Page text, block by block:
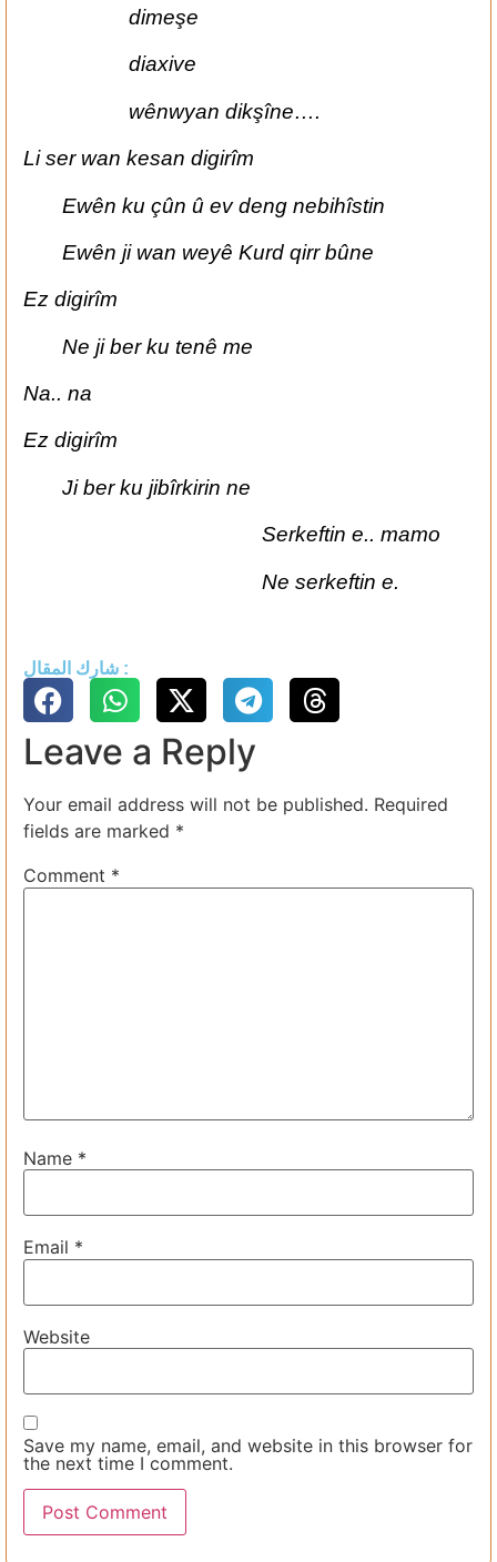
dimeşe
diaxive
wênwyan dikşîne….
Li ser wan kesan digirîm
Ewên ku çûn û ev deng nebihîstin
Ewên ji wan weyê Kurd qirr bûne
Ez digirîm
Ne ji ber ku tenê me
Na.. na
Ez digirîm
Ji ber ku jibîrkirin ne
Serkeftin e.. mamo
Ne serkeftin e.
شارك المقال :
Leave a Reply
Your email address will not be published. Required
fields are marked *
Comment *
Name *
Email *
Website
Save my name, email, and website in this browser for
the next time I comment.